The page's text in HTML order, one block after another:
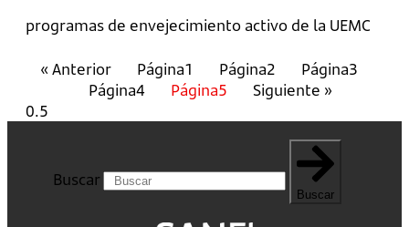
programas de envejecimiento activo de la UEMC
« Anterior Página1 Página2 Página3
Página4 Página5 Siguiente »
Buscar
Buscar